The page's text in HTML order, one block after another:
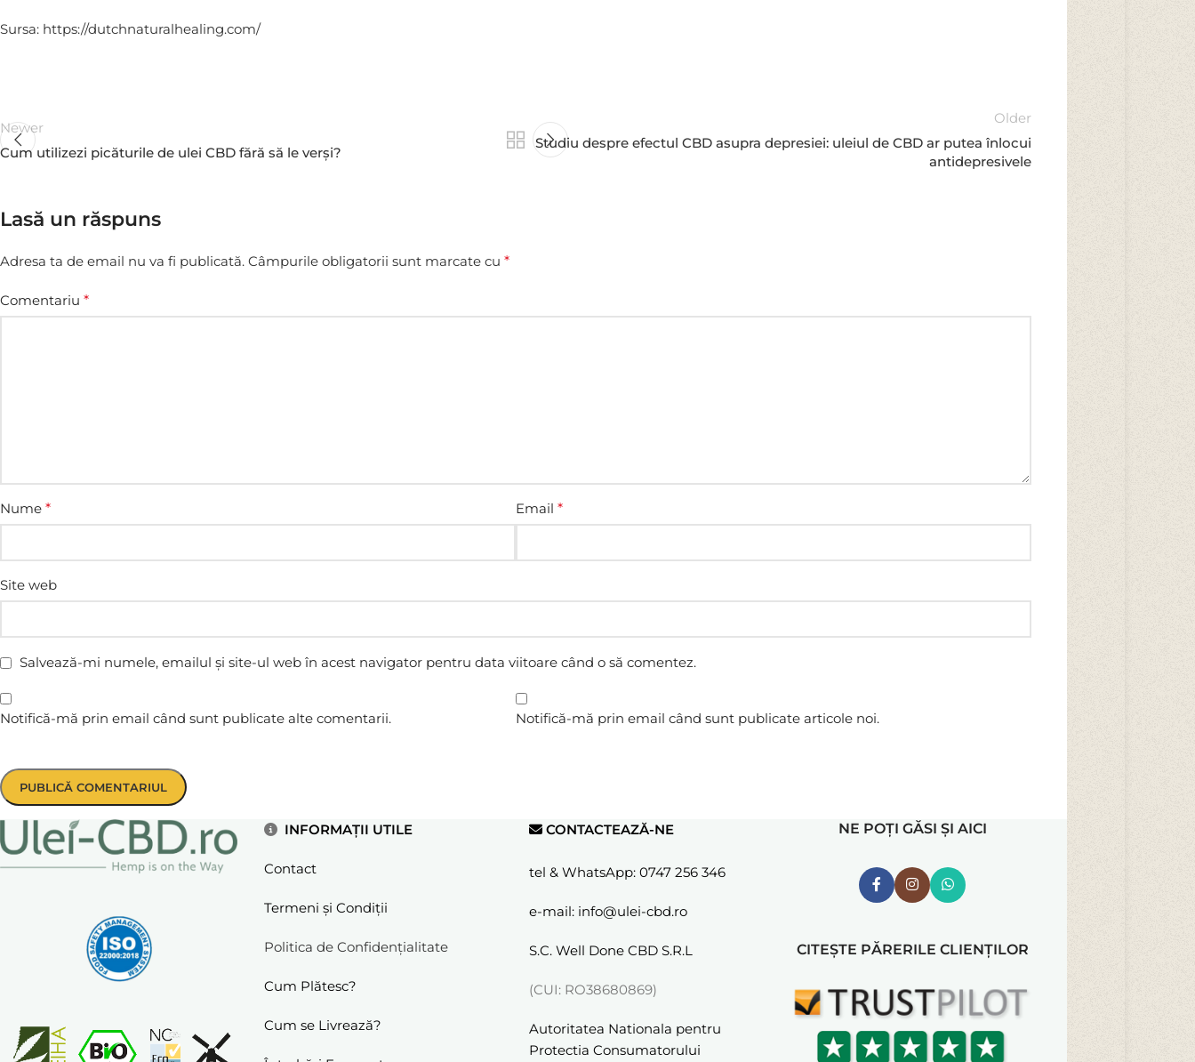
Sursa: https://dutchnaturalhealing.com/
Newer
Cum utilizezi picăturile de ulei CBD fără să le verși?
Older
Studiu despre efectul CBD asupra depresiei: uleiul de CBD ar putea înlocui
antidepresivele
Lasă un răspuns
Adresa ta de email nu va fi publicată. Câmpurile obligatorii sunt marcate cu *
Comentariu *
Nume * Email *
Site web
Salvează-mi numele, emailul și site-ul web în acest navigator pentru data viitoare când o să comentez.
Notifică-mă prin email când sunt publicate alte comentarii. Notifică-mă prin email când sunt publicate articole noi.
INFORMAȚII UTILE
Contact
Termeni și Condiții
Politica de Confidențialitate
Cum Plătesc?
Cum se Livrează?
CONTACTEAZĂ-NE
tel & WhatsApp: 0747 256 346
e-mail: info@ulei-cbd.ro
S.C. Well Done CBD S.R.L
(CUI: RO38680869)
Autoritatea Nationala pentru
Protectia Consumatorului
NE POȚI GĂSI ȘI AICI
CITEȘTE PĂRERILE CLIENȚILOR